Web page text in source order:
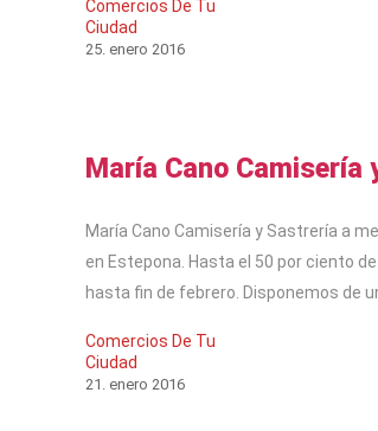
Comercios De Tu
Ciudad
25. enero 2016
María Cano
María Cano Camisería y Sastrería a
en Estepona. Hasta el 50 por ciento
hasta fin de febrero. Disponemos de
Comercios De Tu
Ciudad
21 . enero 2016